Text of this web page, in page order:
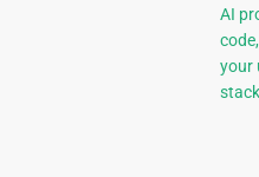
AI
your